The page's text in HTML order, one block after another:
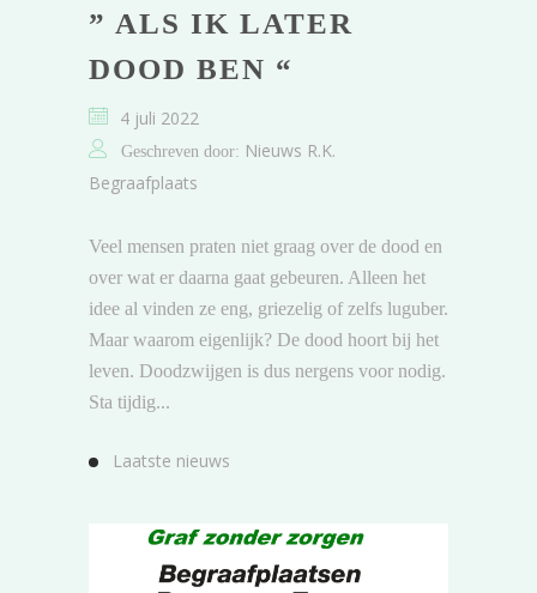
” ALS IK LATER
DOOD BEN “
4 juli 2022
Geschreven door: Nieuws R.K.
Begraafplaats
Veel mensen praten niet graag over de dood en
over wat er daarna gaat gebeuren. Alleen het
idee al vinden ze eng, griezelig of zelfs luguber.
Maar waarom eigenlijk? De dood hoort bij het
leven. Doodzwijgen is dus nergens voor nodig.
Sta tijdig...
Laatste nieuws